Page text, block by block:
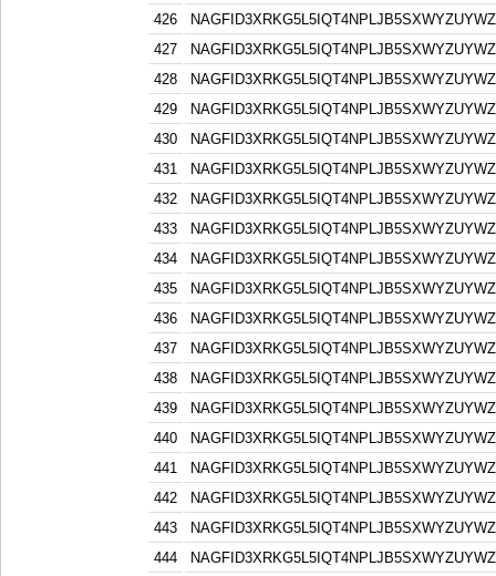
426
427
428
429
430
431
432
433
434
435
436
437
438
439
440
441
442
443
444